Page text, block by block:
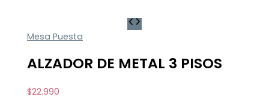
Mesa Puesta
ALZADOR DE METAL 3 PISOS
$22.990